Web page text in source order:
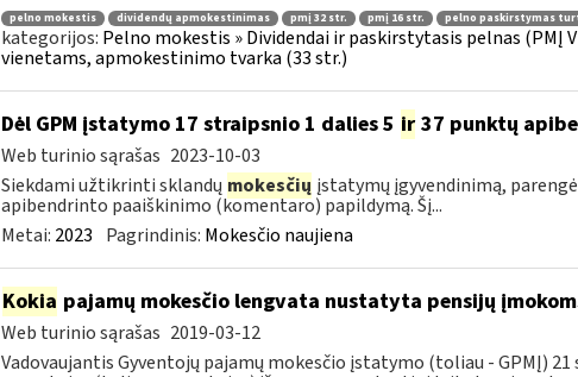
pelno mokestis dividendų apmokestinimas pmį 32 str. pmį 16 str. pelno paskirstymas
kategorijos: Pelno mokestis » Dividendai ir paskirstytasis pelnas (PMĮ
vienetams, apmokestinimo tvarka (33 str.)
Dėl GPM įstatymo 17 straipsnio 1 dalies 5 ir37 punktų
Web turinio sąrašas 2023-10-03
Siekdami užtikrinti sklandų mokesčių įstatymų įgyvendinimą,
apibendrinto paaiškinimo (komentaro) papildymą. Šį...
Metai: 2023 Pagrindinis: Mokesčio naujiena
Kokia pajamų mokesčio lengvata nustatyta pensijų
Web turinio sąrašas 2019-03-12
Vadovaujantis Gyventojų pajamų mokesčio įstatymo (toliau - GPMĮ)